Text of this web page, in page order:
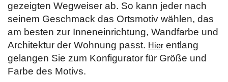
gezeigten Wegweiser ab. So kann jeder nach
seinem Geschmack das Ortsmotiv wählen, das
am besten zur Inneneinrichtung, Wandfarbe und
Architektur der Wohnung passt. Hier entlang
gelangen Sie zum Konfigurator für Größe und
Farbe des Motivs.